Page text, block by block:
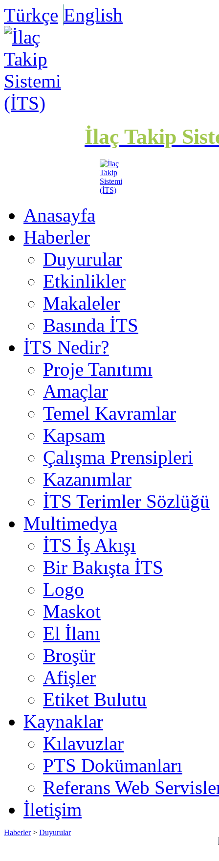
Türkçe English
İlaç Takip
Anasayfa
Haberler
Duyurular
Etkinlikler
Makaleler
Basında İTS
İTS Nedir?
Proje Tanıtımı
Amaçlar
Temel Kavramlar
Kapsam
Çalışma Prensipleri
Kazanımlar
İTS Terimler Sözlüğü
Multimedya
İTS İş Akışı
Bir Bakışta İTS
Logo
Maskot
El İlanı
Broşür
Afişler
Etiket Bulutu
Kaynaklar
Kılavuzlar
PTS Dokümanları
Referans Web
İletişim
Haberler> Duyurular